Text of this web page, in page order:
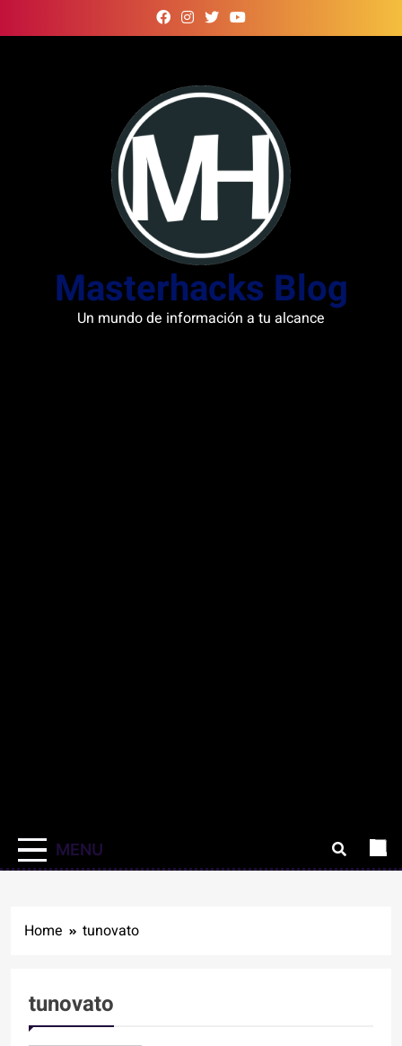
to
Masterhacks Blog
Un mundo de información a tu alcance
MENU
Home tunovato
tunovato